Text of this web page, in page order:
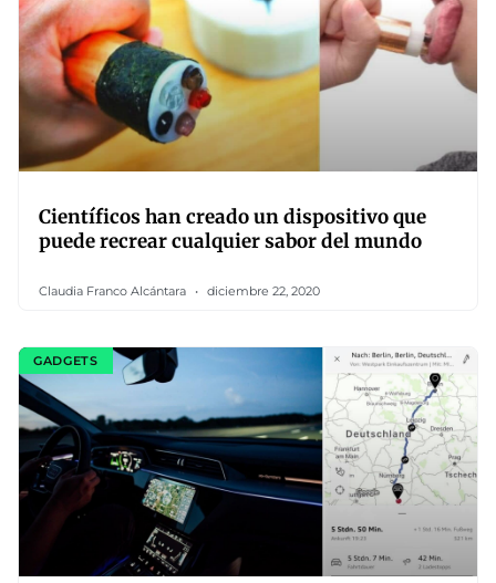
Científicos han creado un dispositivo que
puede recrear cualquier sabor del mundo
Claudia Franco Alcántara diciembre 22, 2020
GADGETS